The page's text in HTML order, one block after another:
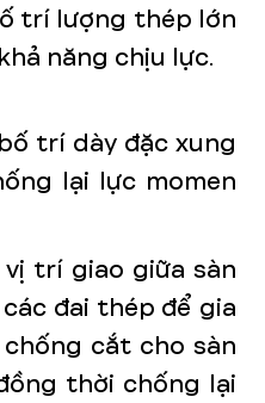
trí lượng thép lớn
năng chịu lực.
trí dày đặc xung
lại lực momen
vị trí giao giữa sàn
đai thép để gia
cắt cho sàn
thời chống lại